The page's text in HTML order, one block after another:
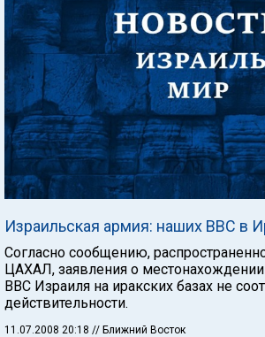
Израильская армия: наших ВВС в
Согласно сообщению,
ЦАХАЛ, заявления о
ВВС Израиля на иракских базах не
действительности.
11.07.2008 20:18 // Ближний Восток